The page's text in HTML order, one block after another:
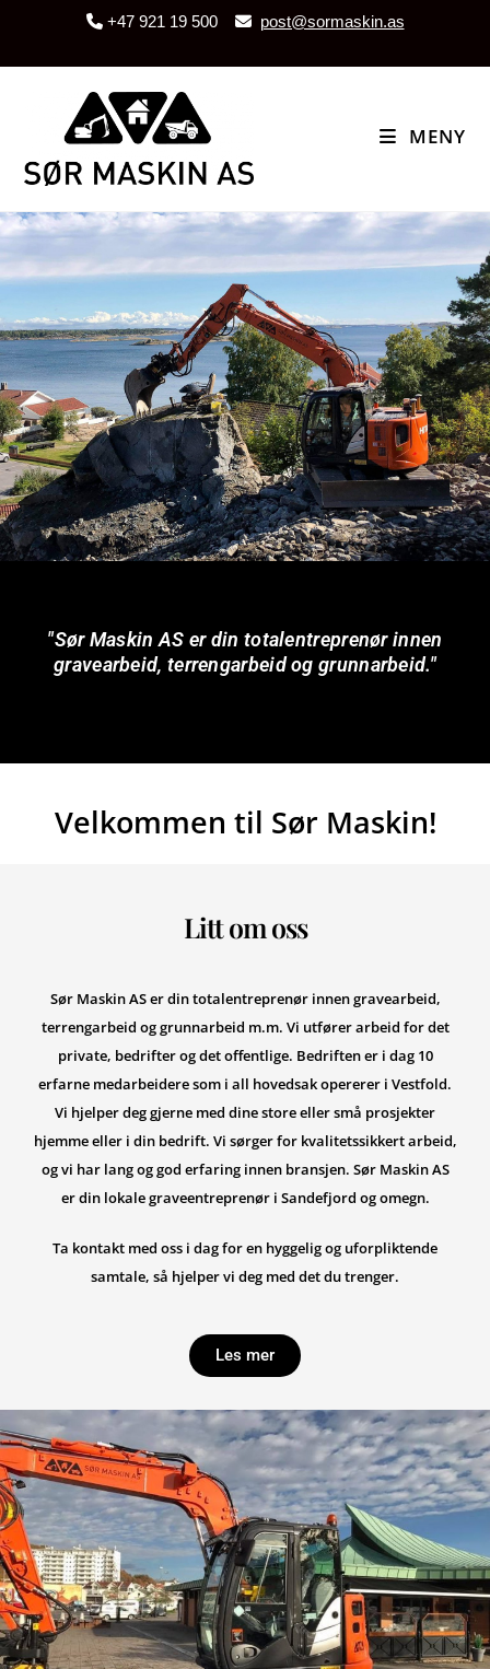
+47 921 19 500 post@sormaskin.as
MENY
"Sør Maskin AS er din totalentreprenør innen
gravearbeid, terrengarbeid og grunnarbeid."
Velkommen til Sør Maskin!
Litt om oss
Sør Maskin AS er din totalentreprenør innen gravearbeid,
terrengarbeid og grunnarbeid m.m. Vi utfører arbeid for det
private, bedrifter og det offentlige. Bedriften er i dag 10
erfarne medarbeidere som i all hovedsak opererer i Vestfold.
Vi hjelper deg gjerne med dine store eller små prosjekter
hjemme eller i din bedrift. Vi sørger for kvalitetssikkert arbeid,
og vi har lang og god erfaring innen bransjen. Sør Maskin AS
er din lokale graveentreprenør i Sandefjord og omegn.
Ta kontakt med oss i dag for en hyggelig og uforpliktende
samtale, så hjelper vi deg med det du trenger.
Les mer